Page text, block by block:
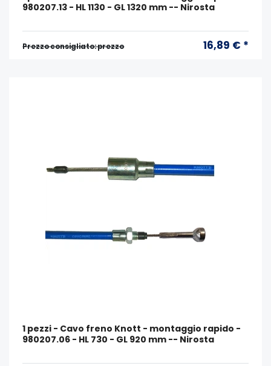
980207.13 - HL 1130 - GL 1320 mm -- Nirosta
Prezzo consigliato: prezzo 16,89 € *
1 pezzi - Cavo freno Knott - montaggio rapido -
980207.06 - HL 730 - GL 920 mm -- Nirosta